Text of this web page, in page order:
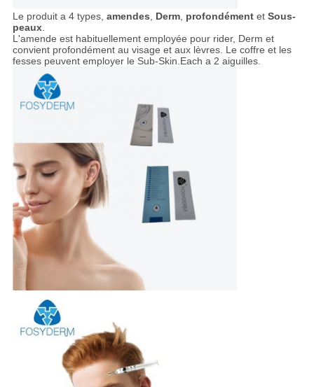
Le produit a 4 types, amendes Derm, profondémentet Sous-
peaux.
L'amende est habituellement employée pour rider, Derm et
convient profondément au visage et aux lèvres. Le coffre et les
fesses peuvent employer le Sub-Skin.Each a 2 aiguilles.